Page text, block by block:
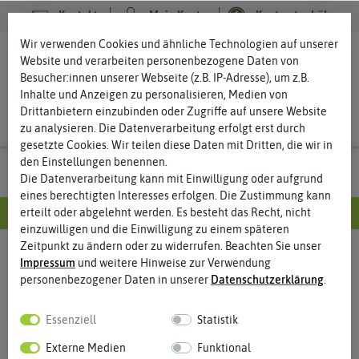
Kontakt Mein Konto Kontrast erhöhen
Alle Informationen im Überblick
Mein Konto
Registrieren
Warenkorb/ Kasse
Service
Zahlung + Versand
Datenschutzerklärung
Wir verwenden Cookies und ähnliche Technologien auf unserer
Website und verarbeiten personenbezogene Daten von
Besucher:innen unserer Webseite (z.B. IP-Adresse), um z.B.
Inhalte und Anzeigen zu personalisieren, Medien von
Drittanbietern einzubinden oder Zugriffe auf unsere Website
zu analysieren. Die Datenverarbeitung erfolgt erst durch
gesetzte Cookies. Wir teilen diese Daten mit Dritten, die wir in
den Einstellungen benennen.
Die Datenverarbeitung kann mit Einwilligung oder aufgrund
eines berechtigten Interesses erfolgen. Die Zustimmung kann
erteilt oder abgelehnt werden. Es besteht das Recht, nicht
einzuwilligen und die Einwilligung zu einem späteren
Zeitpunkt zu ändern oder zu widerrufen. Beachten Sie unser
Impressum und weitere Hinweise zur Verwendung
personenbezogener Daten in unserer Daten­schutz­erklärung
Essenziell Statistik
Externe Medien Funktional